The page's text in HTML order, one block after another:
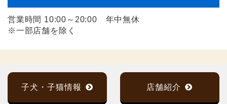
営業時間 10:00～20:00 年中無休
※一部店舗を除く
子犬・子猫情報 店舗紹介